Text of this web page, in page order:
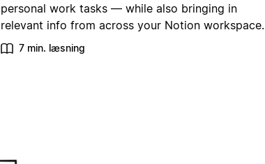
personal work tasks — while also bringing in
relevant info from across your Notion workspace.
7 min. læsning